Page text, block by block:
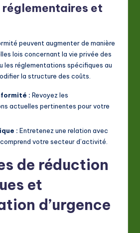
réglementaires et
peuvent augmenter de manière
lois concernant la vie privée des
les réglementations spécifiques au
la structure des coûts.
: Revoyez les
actuelles pertinentes pour votre
: Entretenez une relation avec
votre secteur d’activité.
de réduction
et
d’urgence